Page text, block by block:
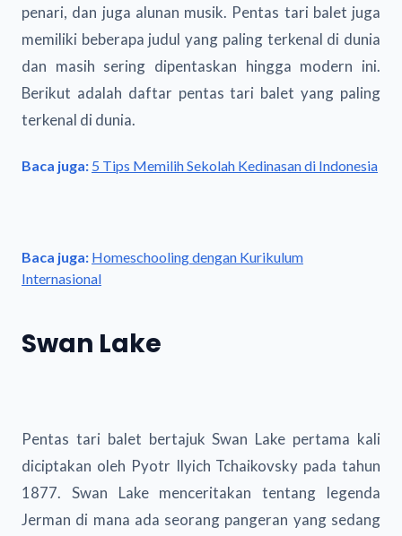
penari, dan juga alunan musik. Pentas tari balet juga
memiliki beberapa judul yang paling terkenal di dunia
dan masih sering dipentaskan hingga modern ini.
Berikut adalah daftar pentas tari balet yang paling
terkenal di dunia.
Baca juga: 5 Tips Memilih Sekolah Kedinasan di Indonesia
Baca juga: Homeschooling dengan Kurikulum
Internasional
Swan Lake
Pentas tari balet bertajuk Swan Lake pertama kali
diciptakan oleh Pyotr Ilyich Tchaikovsky pada tahun
1877. Swan Lake menceritakan tentang legenda
Jerman di mana ada seorang pangeran yang sedang